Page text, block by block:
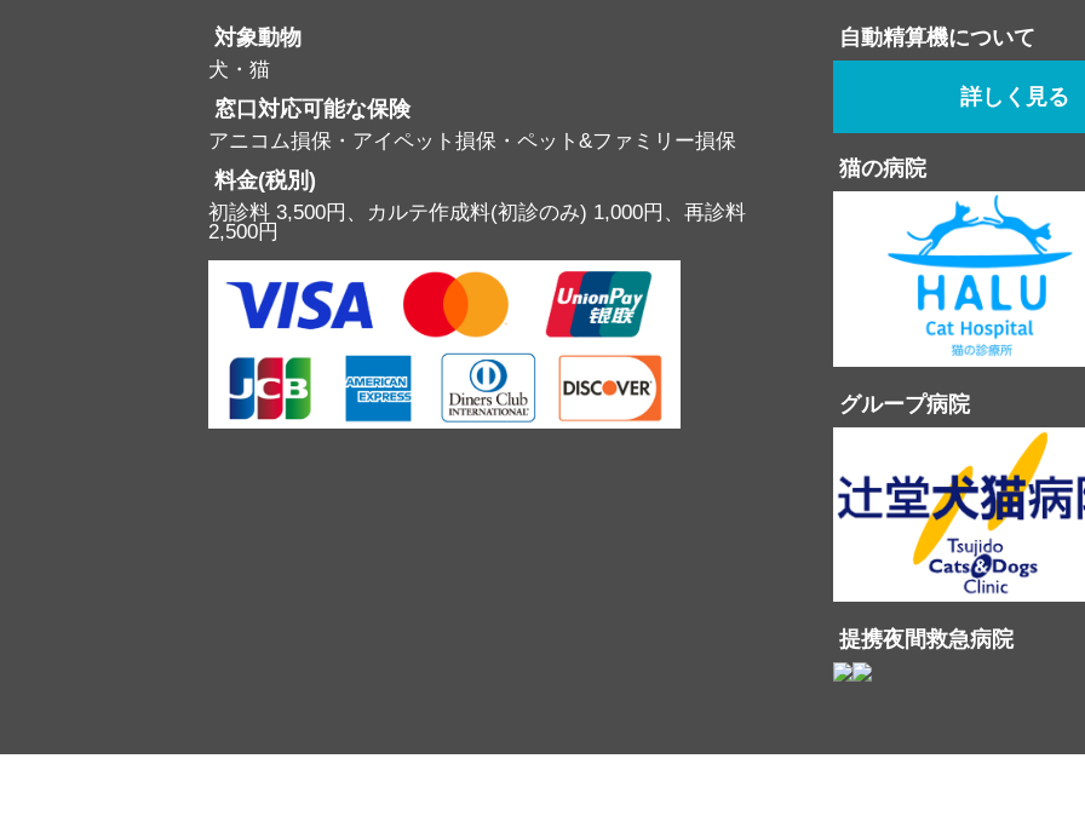
対象動物
犬・猫
窓口対応可能な保険
アニコム損保・アイペット損保・ペット&ファミリー損保
料金(税別)
初診料 3,500円、カルテ作成料(初診のみ) 1,000円、再診料
2,500円
自動精算機について
詳しく見る
猫の病院
グループ病院
提携夜間救急病院